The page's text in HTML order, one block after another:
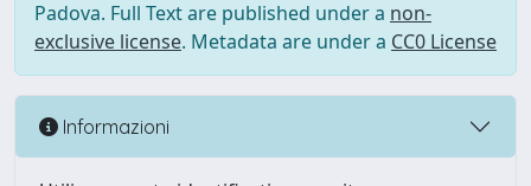
Padova. Full Text are published under a non-
exclusive license. Metadata are under a CC0 License
Informazioni